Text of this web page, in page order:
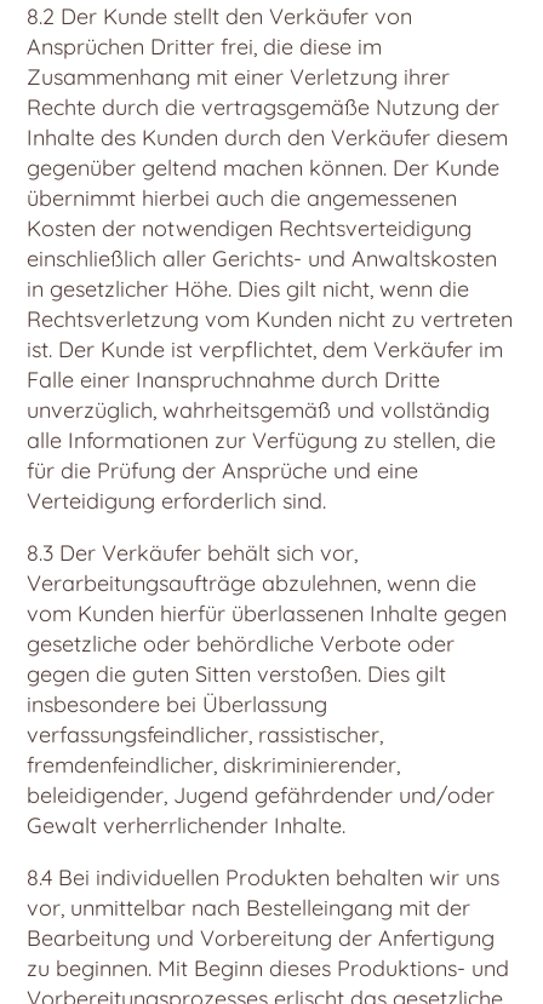
8.2 Der Kunde stellt den Verkäufer von
Ansprüchen Dritter frei, die diese im
Zusammenhang mit einer Verletzung ihrer
Rechte durch die vertragsgemäße Nutzung der
Inhalte des Kunden durch den Verkäufer diesem
gegenüber geltend machen können. Der Kunde
übernimmt hierbei auch die angemessenen
Kosten der notwendigen Rechtsverteidigung
einschließlich aller Gerichts- und Anwaltskosten
in gesetzlicher Höhe. Dies gilt nicht, wenn die
Rechtsverletzung vom Kunden nicht zu vertreten
ist. Der Kunde ist verpflichtet, dem Verkäufer im
Falle einer Inanspruchnahme durch Dritte
unverzüglich, wahrheitsgemäß und vollständig
alle Informationen zur Verfügung zu stellen, die
für die Prüfung der Ansprüche und eine
Verteidigung erforderlich sind.
8.3 Der Verkäufer behält sich vor,
Verarbeitungsaufträge abzulehnen, wenn die
vom Kunden hierfür überlassenen Inhalte gegen
gesetzliche oder behördliche Verbote oder
gegen die guten Sitten verstoßen. Dies gilt
insbesondere bei Überlassung
verfassungsfeindlicher, rassistischer,
fremdenfeindlicher, diskriminierender,
beleidigender, Jugend gefährdender und/oder
Gewalt verherrlichender Inhalte.
8.4 Bei individuellen Produkten behalten wir uns
vor, unmittelbar nach Bestelleingang mit der
Bearbeitung und Vorbereitung der Anfertigung
zu beginnen. Mit Beginn dieses Produktions- und
Vorbereitungsprozesses erlischt das gesetzliche